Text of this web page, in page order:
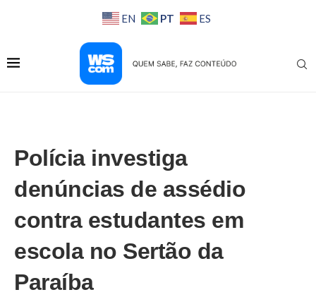
EN PT ES
Polícia investiga
denúncias de assédio
contra estudantes em
escola no Sertão da
Paraíba